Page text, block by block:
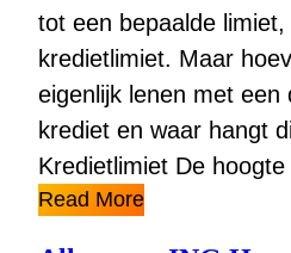
tot een bepaalde
kredietlimiet. Maar
eigenlijk lenen met een
krediet en waar hangt
Kredietlimiet De
Read More